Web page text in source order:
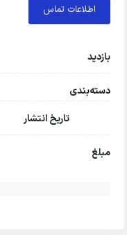
اطلاعات تماس
بازدید
دسته‌بندی
تاریخ انتشار
مبلغ